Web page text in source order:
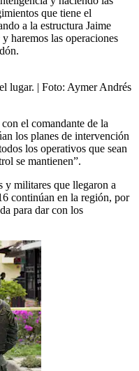
que tiene el
a la estructura Jaime
haremos las operaciones
lugar. | Foto: Aymer Andrés
el comandante de la
los planes de intervención
los operativos que sean
se mantienen”.
y militares que llegaron a
continúan en la región, por
para dar con los